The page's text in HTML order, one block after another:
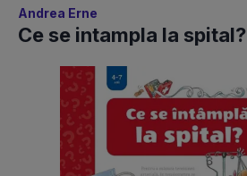
Andrea Erne
Ce se intampla la spital?